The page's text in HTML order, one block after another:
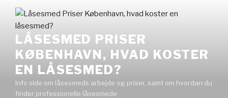
Videre
indhold
LÅSESMED PRISER
KØBENHAVN, HVAD KOSTER
EN LÅSESMED?
Info side om låsesmeds arbejde og priser, samt om hvordan du
finder professionelle låsesmede